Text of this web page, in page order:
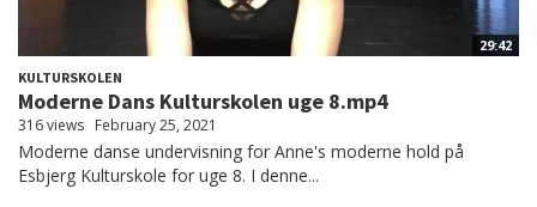
29:42
KULTURSKOLEN
Moderne Dans Kulturskolen uge 8.mp4
316 views February 25, 2021
Moderne danse undervisning for Anne's moderne hold på
Esbjerg Kulturskole for uge 8. I denne...